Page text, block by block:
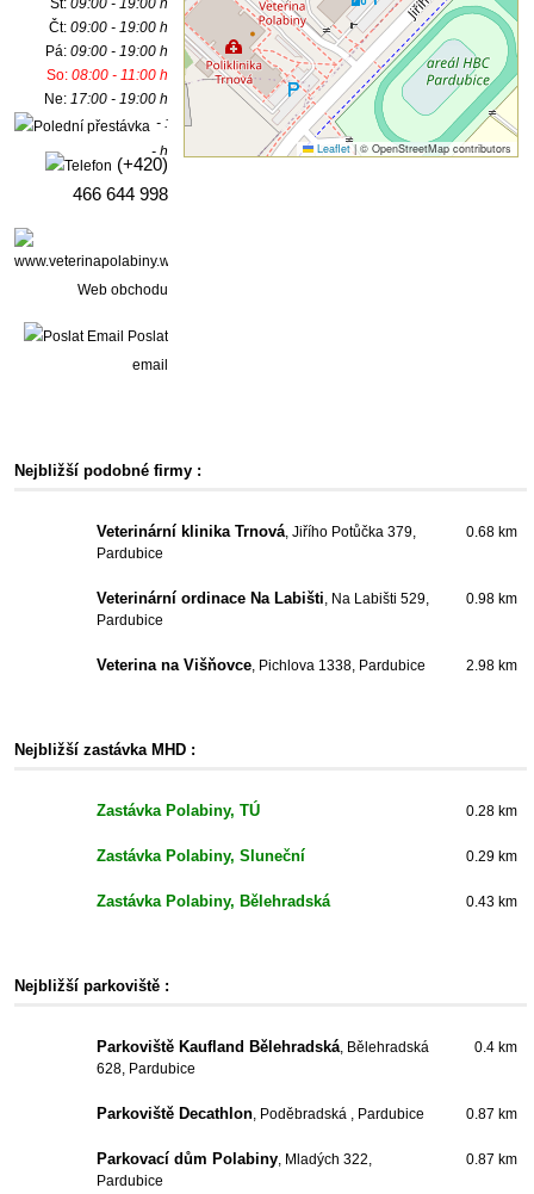
St:09:00 - 19:00 h
Čt:09:00 - 19:00 h
Pá:09:00 - 19:00 h
So:08:00 - 11:00 h
Ne:17:00 - 19:00 h
- :
- h
(+420)
466 644 998
Web obchodu
Poslat
email
Leaflet |© OpenStreetMap contributors
Nejbližší podobné firmy :
Veterinární klinika Trnová, Jiřího Potůčka 379,
Pardubice
0.68 km
Veterinární ordinace Na Labišti, Na Labišti 529,
Pardubice
0.98 km
Veterina na Višňovce, Pichlova 1338, Pardubice 2.98 km
Nejbližší zastávka MHD :
Zastávka Polabiny, TÚ 0.28 km
Zastávka Polabiny, Sluneční 0.29 km
Zastávka Polabiny, Bělehradská 0.43 km
Nejbližší parkoviště :
Parkoviště Kaufland Bělehradská, Bělehradská
628, Pardubice
0.4 km
Parkoviště Decathlon, Poděbradská , Pardubice 0.87 km
Parkovací dům Polabiny, Mladých 322,
Pardubice
0.87 km